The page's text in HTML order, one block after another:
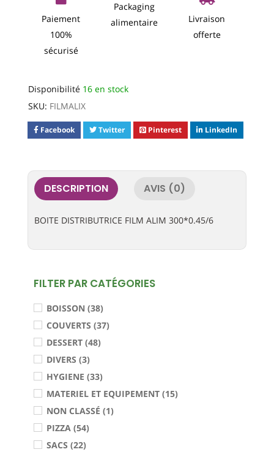
FILTER PAR CATÉGORIES
BOISSON (38)
COUVERTS (37)
DESSERT (48)
DIVERS (3)
HYGIENE (33)
MATERIEL ET EQUIPEMENT (15)
NON CLASSÉ (1)
PIZZA (54)
SACS (22)
Paiement
100%
sécurisé
Packaging
alimentaire
Livraison
offerte
Disponibilité 16 en stock
SKU: FILMALIX
Facebook Twitter Pinterest LinkedIn
DESCRIPTION AVIS (0)
BOITE DISTRIBUTRICE FILM ALIM 300*0.45/6